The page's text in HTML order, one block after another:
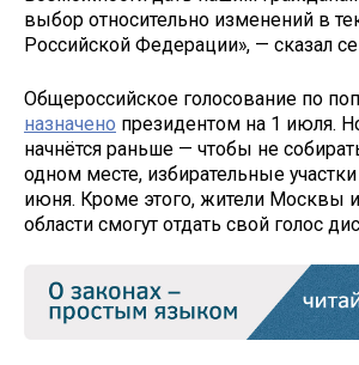
выбор относительно изменений в
Российской Федерации», — сказал
Общероссийское голосование по
назначено президентом на 1 июля.
начнётся раньше — чтобы не
одном месте, избирательные
июня. Кроме этого, жители Москвы
области смогут отдать свой голос